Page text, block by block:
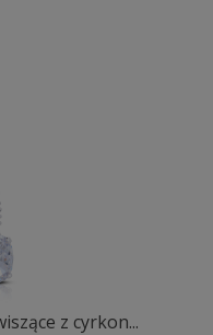
z cyrkon...